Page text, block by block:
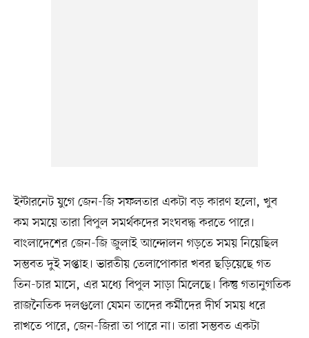
ইন্টারনেট যুগে জেন-জি সফলতার একটা বড় কারণ হলো, খুব
কম সময়ে তারা বিপুল সমর্থকদের সংঘবদ্ধ করতে পারে।
বাংলাদেশের জেন-জি জুলাই আন্দোলন গড়তে সময় নিয়েছিল
সম্ভবত দুই সপ্তাহ। ভারতীয় তেলাপোকার খবর ছড়িয়েছে গত
তিন-চার মাসে, এর মধ্যে বিপুল সাড়া মিলেছে। কিন্তু গতানুগতিক
রাজনৈতিক দলগুলো যেমন তাদের কর্মীদের দীর্ঘ সময় ধরে
রাখতে পারে, জেন-জিরা তা পারে না। তারা সম্ভবত একটা